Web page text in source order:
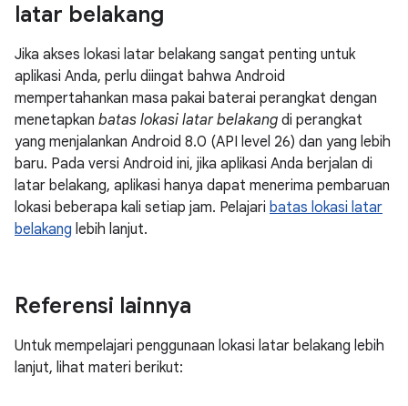
latar belakang
Jika akses lokasi latar belakang sangat penting untuk
aplikasi Anda, perlu diingat bahwa Android
mempertahankan masa pakai baterai perangkat dengan
menetapkan batas lokasi latar belakang di perangkat
yang menjalankan Android 8.0 (API level 26) dan yang lebih
baru. Pada versi Android ini, jika aplikasi Anda berjalan di
latar belakang, aplikasi hanya dapat menerima pembaruan
lokasi beberapa kali setiap jam. Pelajari batas lokasi latar
belakang lebih lanjut.
Referensi lainnya
Untuk mempelajari penggunaan lokasi latar belakang lebih
lanjut, lihat materi berikut: